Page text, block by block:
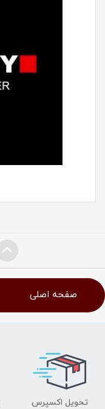
صفحه اصلی
تحویل اکسپرس